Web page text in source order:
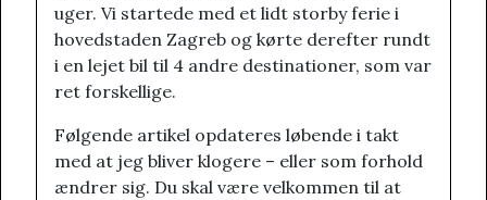
uger. Vi startede med et lidt storby ferie i
hovedstaden Zagreb og kørte derefter rundt
i en lejet bil til 4 andre destinationer, som var
ret forskellige.
Følgende artikel opdateres løbende i takt
med at jeg bliver klogere – eller som forhold
ændrer sig. Du skal være velkommen til at